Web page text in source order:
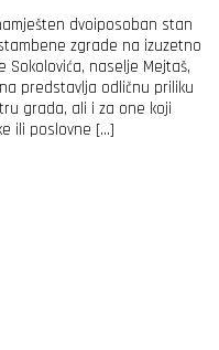
dvoiposoban stan
zgrade na izuzetno
Sokolovića, naselje Mejtaš,
predstavlja odličnu priliku
grada, ali i za one koji
ili poslovne […]